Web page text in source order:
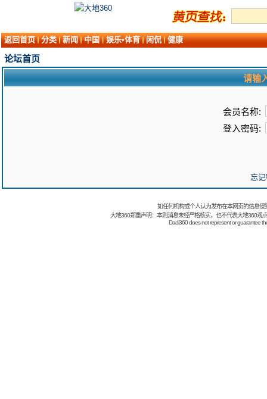
返回首页 分类 新闻 中国 娱乐•体育 闲侃 健康
论坛首页
请输
会员名称:
登入密码:
忘
如任何机构或个人认为发布在本网页的信息
大地360郑重声明：本则消息未经严格核实，也不代表大地360观
Dadi360 does not represent or guarantee